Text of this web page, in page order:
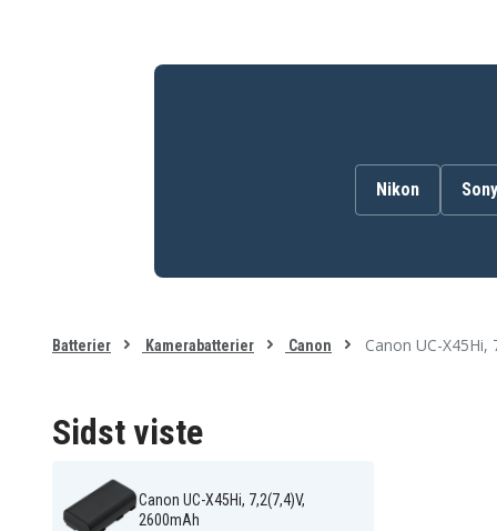
Canon UCV10Hi
Canon V-400
Canon V-50Hi
Canon V-65Hi
Canon V50Hi
Canon V520
Canon XL H1A
Canon XL H1S
Nikon Sony
Batterier Kamerabatterier Canon Canon UC-X45Hi,
Sidst viste
Canon UC-X45Hi, 7,2(7,4)V,
2600mAh